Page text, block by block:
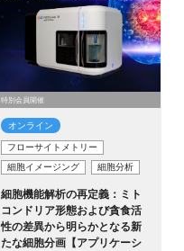
特別会員開催
オンライン
フローサイトメトリー
細胞イメージング
細胞分析
細胞機能解析の再定義：ミト
コンドリア形態および貪食活
性の差異から明らかとなる新
たな細胞分画【アプリケーシ